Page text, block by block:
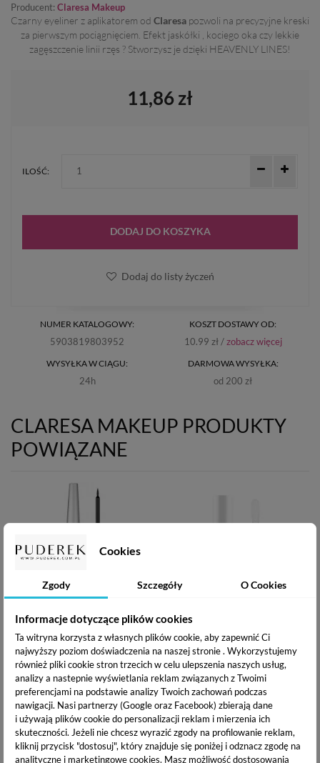
Cookies
Zgody Szczegóły O Cookies
Informacje dotyczące plików cookies
Ta witryna korzysta z własnych plików cookie, aby zapewnić Ci
najwyższy poziom doświadczenia na naszej stronie . Wykorzystujemy
również pliki cookie stron trzecich w celu ulepszenia naszych usług,
analizy a nastepnie wyświetlania reklam związanych z Twoimi
preferencjami na podstawie analizy Twoich zachowań podczas
nawigacji. Nasi partnerzy (Google oraz Facebook) zbierają dane
i używają plików cookie do personalizacji reklam i mierzenia ich
skuteczności. Jeżeli nie chcesz wyrazić zgody na profilowanie reklam,
kliknij przycisk "dostosuj", który znajduje się poniżej i odznacz zgodę na
analityczne i marketingowe cookies. Masz możliwość dostosowania
Producent: Claresa Makeup
Czarny eyeliner z aplikatorem od Claresa pozwoli na precyzyjne kreski
za pierwszym pociągnięciem. Efekt jaskółki , kociego oka czy lekkie
zagęszczenie linii rzęs ? Stworzysz je dzięki HEAVENLY LINES!
NUMER KATALOGOWY:
5903819803952
WYSYŁKA W CIĄGU:
24h
KOSZT DOSTAWY OD:
10.99 zł /zobacz więcej
DARMOWA WYSYŁKA:
od 200 zł
11,86 zł
ILOŚĆ:
DODAJ DO KOSZYKA
Dodaj do listy życzeń
CLARESA MAKEUP PRODUKTY
POWIĄZANE
Claresa Black by nature -
Eyeliner w płynie 4g
16,86 zł
Baza pod cienie do powiek
5,5 ml
14,99 zł
OPIS PRODUKTU
DOSTAWA I PŁATNOŚĆ